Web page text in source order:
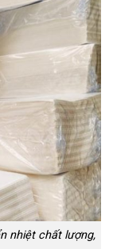
nhiệt chất lượng,